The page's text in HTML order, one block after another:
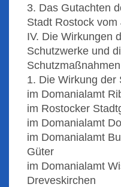
3. Das Gutachten
Stadt Rostock vom
IV. Die Wirkungen
Schutzwerke und
Schutzmaßnahmen
1. Die Wirkung der
im Domanialamt
im Rostocker
im Domanialamt
im Domanialamt
Güter
im Domanialamt
Dreveskirchen